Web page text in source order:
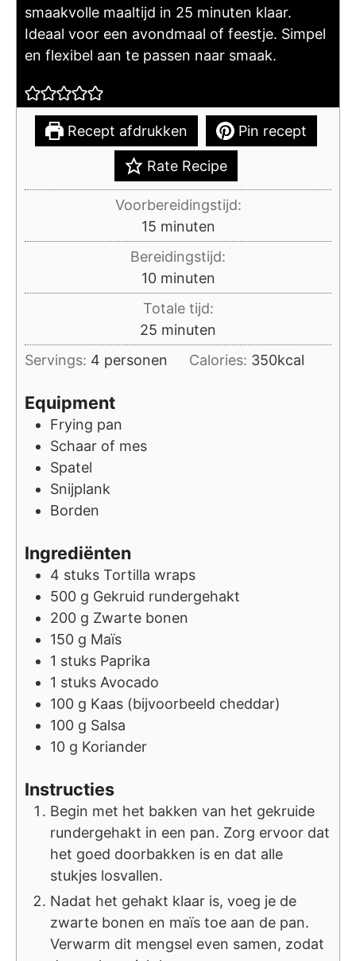
smaakvolle maaltijd in 25 minuten klaar.
Ideaal voor een avondmaal of feestje. Simpel
en flexibel aan te passen naar smaak.
Recept afdrukken Pin recept
Rate Recipe
Voorbereidingstijd:
15minuten
minuten
Bereidingstijd:
10minuten
minuten
Totale tijd:
25 minuten
minuten
Servings: 4 personen Calories: 350kcal
Equipment
Frying pan
Schaar of mes
Spatel
Snijplank
Borden
Ingrediënten
4 stuks Tortilla wraps
500 g Gekruid rundergehakt
200 g Zwarte bonen
150 g Maïs
1 stuks Paprika
1 stuks Avocado
100 g Kaas (bijvoorbeeld cheddar)
100 g Salsa
10 g Koriander
Instructies
Begin met het bakken van het gekruide
rundergehakt in een pan. Zorg ervoor dat
het goed doorbakken is en dat alle
stukjes losvallen.
Nadat het gehakt klaar is, voeg je de
zwarte bonen en maïs toe aan de pan.
Verwarm dit mengsel even samen, zodat